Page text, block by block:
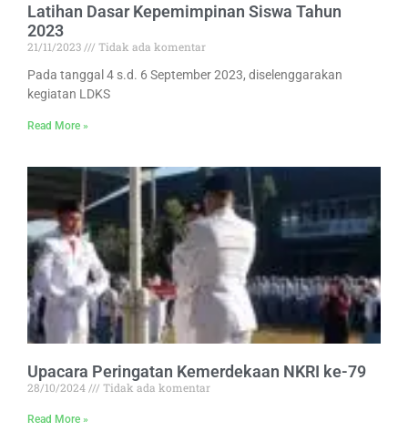
Latihan Dasar Kepemimpinan Siswa Tahun
2023
21/11/2023
Tidak ada komentar
Pada tanggal 4 s.d. 6 September 2023, diselenggarakan
kegiatan LDKS
Read More »
Upacara Peringatan Kemerdekaan NKRI ke-79
28/10/2024 Tidak ada komentar
Read More »